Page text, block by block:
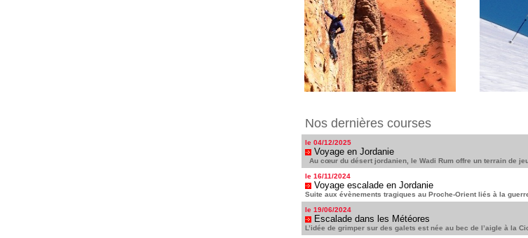
Nos dernières courses
le 04/12/2025
Voyage en Jordanie
Au cœur du désert jordanien, le Wadi Rum offre un terrain de
le 16/11/2024
Voyage escalade en Jordanie
Suite aux évènements tragiques au Proche-Orient liés à la
le 19/06/2024
Escalade dans les Météores
L’idée de grimper sur des galets est née au bec de l’aigle à la